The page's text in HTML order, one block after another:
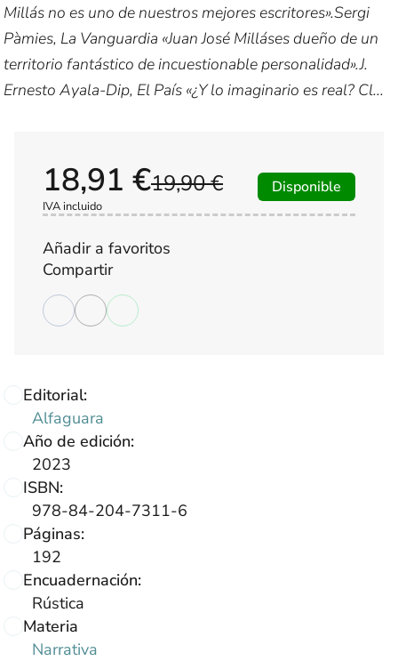
Millás no es uno de nuestros mejores escritores».Sergi
Pàmies, La Vanguardia «Juan José Milláses dueño de un
territorio fantástico de incuestionable personalidad».J.
Ernesto Ayala-Dip, El País «¿Y lo imaginario es real? Cl...
Editorial:
Alfaguara
Año de edición:
2023
ISBN:
978-84-204-7311-6
Páginas:
192
Encuadernación:
Rústica
Materia
Narrativa
19,90 €
18,91 €
IVA incluido
Disponible
Añadir a favoritos
Compartir